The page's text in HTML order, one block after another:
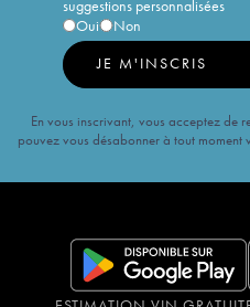
suggestions personnalisées
Oui
Non
JE M'INSCRIS
En vous inscrivant, vous acceptez de
pouvez vous désabonner à tout moment